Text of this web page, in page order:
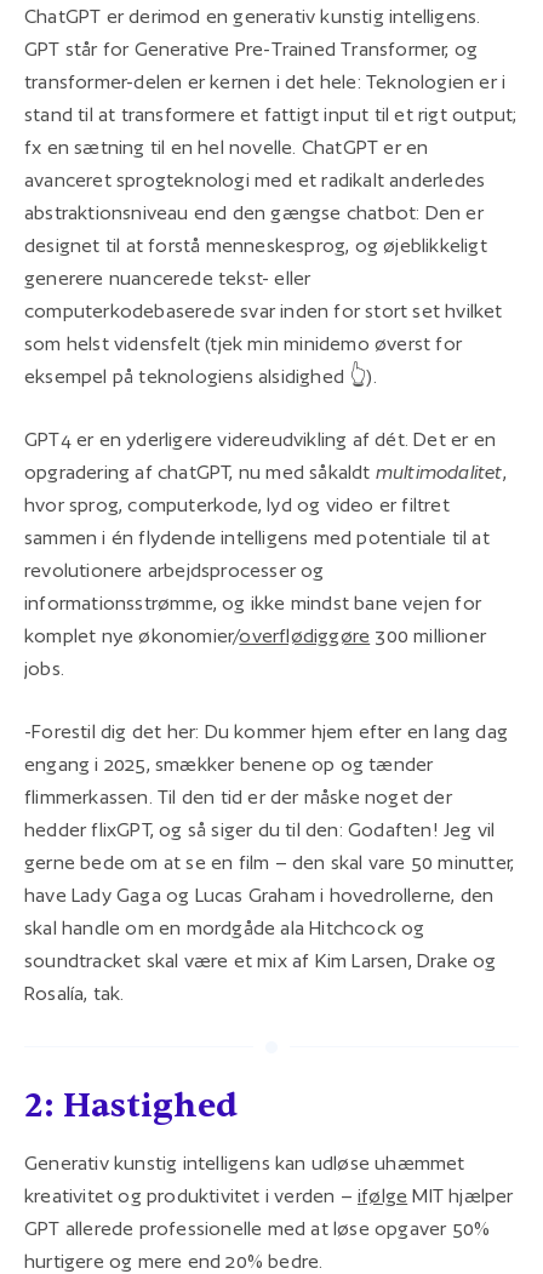
ChatGPT er derimod en generativ kunstig intelligens.
GPT står for Generative Pre-Trained Transformer, og
transformer-delen er kernen i det hele: Teknologien er i
stand til at transformere et fattigt input til et rigt output;
fx en sætning til en hel novelle. ChatGPT er en
avanceret sprogteknologi med et radikalt anderledes
abstraktionsniveau end den gængse chatbot: Den er
designet til at forstå menneskesprog, og øjeblikkeligt
generere nuancerede tekst- eller
computerkodebaserede svar inden for stort set hvilket
som helst vidensfelt (tjek min minidemo øverst for
eksempel på teknologiens alsidighed 👆).
GPT4 er en yderligere videreudvikling af dét. Det er en
opgradering af chatGPT, nu med såkaldt multimodalitet,
hvor sprog, computerkode, lyd og video er filtret
sammen i én flydende intelligens med potentiale til at
revolutionere arbejdsprocesser og
informationsstrømme, og ikke mindst bane vejen for
komplet nye økonomier/overflødiggøre 300 millioner
jobs.
-Forestil dig det her: Du kommer hjem efter en lang dag
engang i 2025, smækker benene op og tænder
flimmerkassen. Til den tid er der måske noget der
hedder flixGPT, og så siger du til den: Godaften! Jeg vil
gerne bede om at se en film – den skal vare 50 minutter,
have Lady Gaga og Lucas Graham i hovedrollerne, den
skal handle om en mordgåde ala Hitchcock og
soundtracket skal være et mix af Kim Larsen, Drake og
Rosalía, tak.
2: Hastighed
Generativ kunstig intelligens kan udløse uhæmmet
kreativitet og produktivitet i verden – ifølge MIT hjælper
GPT allerede professionelle med at løse opgaver 50%
hurtigere og mere end 20% bedre.